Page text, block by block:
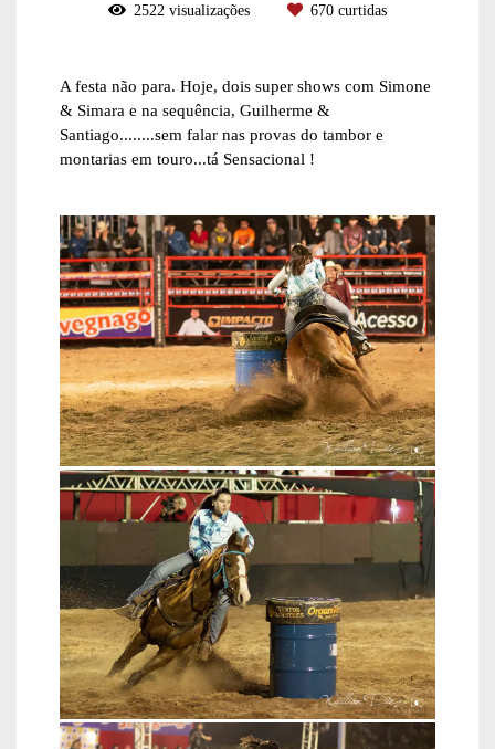
2522 visualizações 670 curtidas
A festa não para. Hoje, dois super shows com Simone
& Simara e na sequência, Guilherme &
Santiago........sem falar nas provas do tambor e
montarias em touro...tá Sensacional !